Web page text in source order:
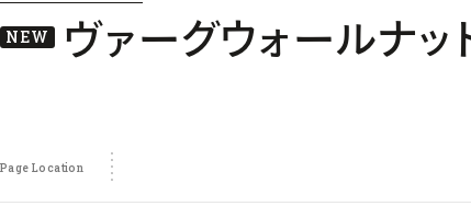
NEW ヴァーグウォールナッ
Page Location